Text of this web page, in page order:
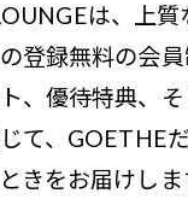
は、上質
登録無料の会
、優待特典、
て、GOETHE
きをお届けしま